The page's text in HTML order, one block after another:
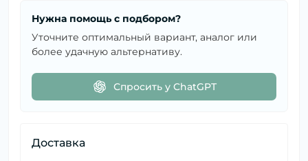
Нужна помощь с подбором?
Уточните оптимальный вариант, аналог или
более удачную альтернативу.
Спросить у ChatGPT
Доставка